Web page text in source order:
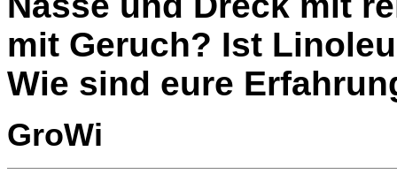
mit Geruch? Ist
Wie sind eure
GroWi